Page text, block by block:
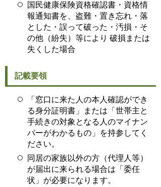
国民健康保険資格確認書・資格情
報通知書を、盗難・置き忘れ・落
とした・誤って破った・汚損・そ
の他（紛失）等により 破損または
失くした場合
記載要領
「窓口に来た人の本人確認ができ
る身分証明書」または「世帯主と
手続きの対象となる人のマイナン
バーがわかるもの」を持参してく
ださい。
同居の家族以外の方（代理人等）
が届出に来られる場合は「委任
状」が必要になります。